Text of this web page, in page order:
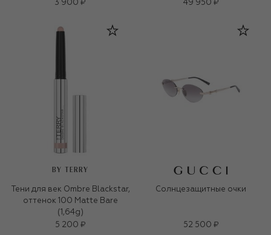
3 900 ₽ 49 950 ₽
BY TERRY
Тени для век Ombre Blackstar,
оттенок 100 Matte Bare
(1,64g)
5 200 ₽
Солнцезащитные очки
52 500 ₽